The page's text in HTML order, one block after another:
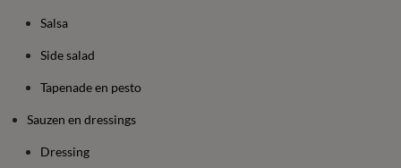
Salsa
Side salad
Tapenade en pesto
Sauzen en dressings
Dressing